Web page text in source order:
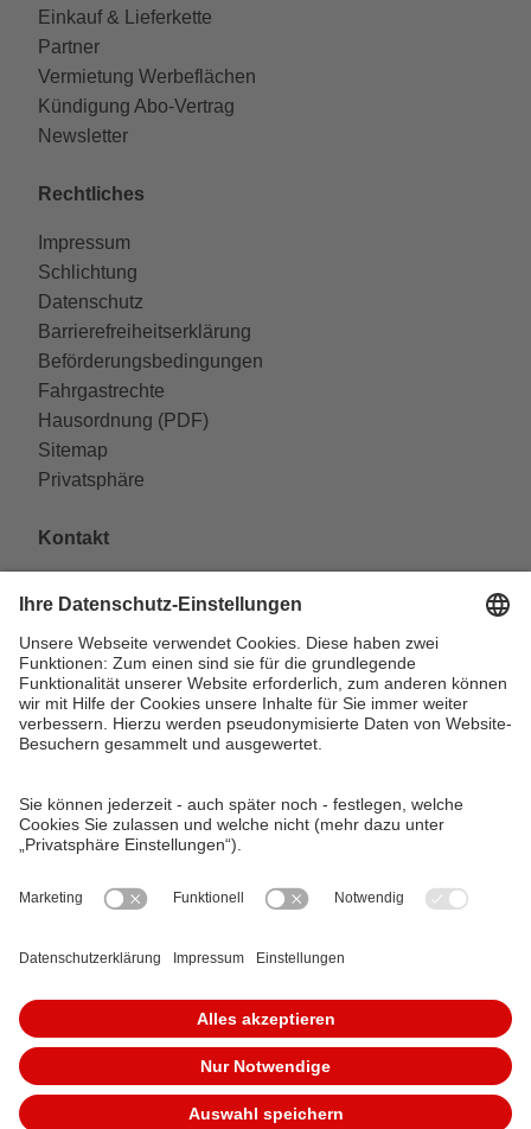
Einkauf & Lieferkette
Partner
Vermietung Werbeflächen
Kündigung Abo-Vertrag
Newsletter
Rechtliches
Impressum
Schlichtung
Datenschutz
Barrierefreiheitserklärung
Beförderungsbedingungen
Fahrgastrechte
Hausordnung (PDF)
Sitemap
Privatsphäre
Kontakt
Südliche Fürther Straße 5
90429 Nürnberg
Telefon: 0911 283-4646
Kontaktformulare
FAQ
KundenCenter
www.nuernbergmobil.de
© 2026 VAG Verkehrs-Aktiengesellschaft